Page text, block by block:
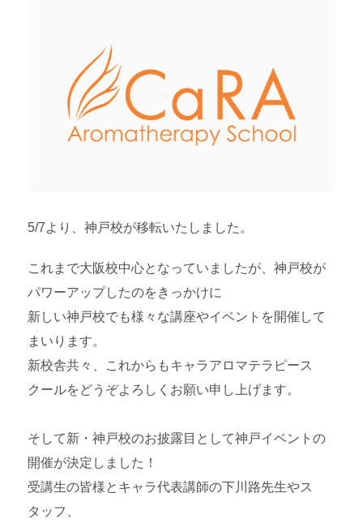
5/7より、神戸校が移転いたしました。
これまで大阪校中心となっていましたが、神戸校が
パワーアップしたのをきっかけに
新しい神戸校でも様々な講座やイベントを開催して
まいります。
新校舎共々、これからもキャラアロマテラピース
クールをどうぞよろしくお願い申し上げます。
そして新・神戸校のお披露目として神戸イベントの
開催が決定しました！
受講生の皆様とキャラ代表講師の下川路先生やス
タッフ、